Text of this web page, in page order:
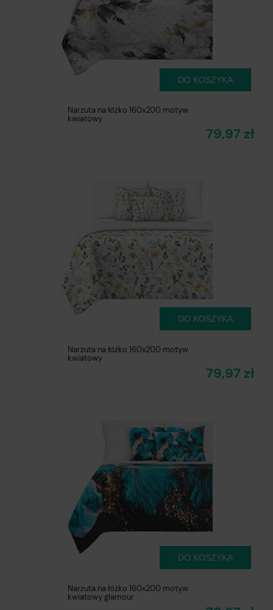
Narzuta na łóżko 160x200 motyw
kwiatowy
79,97 zł
DO KOSZYKA
Narzuta na łóżko 160x200 motyw
kwiatowy
79,97 zł
DO KOSZYKA
Narzuta na łóżko 160x200 motyw
kwiatowy glamour
DO KOSZYKA